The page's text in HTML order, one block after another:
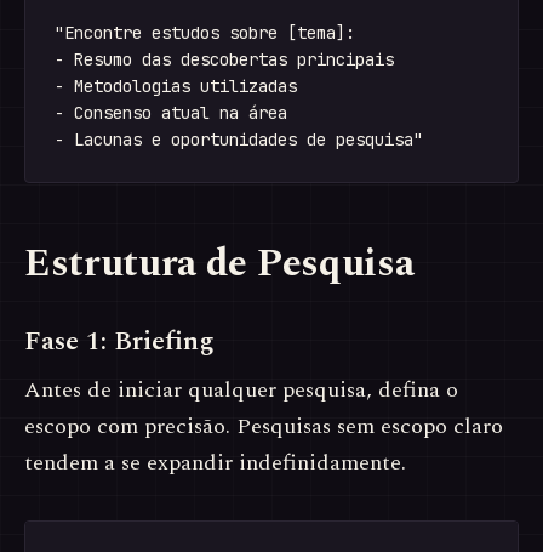
"Encontre estudos sobre [tema]:
- Resumo das descobertas principais
- Metodologias utilizadas
- Consenso atual na área
Estrutura de Pesquisa
Fase 1: Briefing
Antes de iniciar qualquer pesquisa, defina o
escopo com precisão. Pesquisas sem escopo claro
tendem a se expandir indefinidamente.